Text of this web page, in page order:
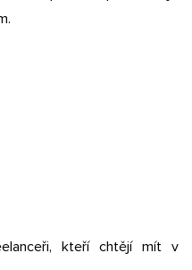
kteří chtějí mít v